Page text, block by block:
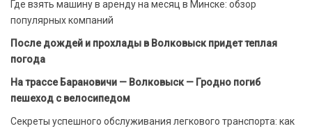
Где взять машину в аренду на месяц в Минске: обзор
популярных компаний
После дождей и прохлады в Волковыск придет теплая
погода
На трассе Барановичи — Волковыск — Гродно погиб
пешеход с велосипедом
Секреты успешного обслуживания легкового транспорта: как